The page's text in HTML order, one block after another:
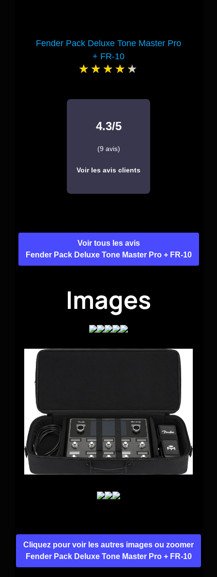
Fender Pack Deluxe Tone Master Pro
+ FR-10
4.3/5
(9 avis)
Voir les avis clients
Voir tous les avis
Fender Pack Deluxe Tone Master Pro + FR-10
Images
Cliquez pour voir les autres images ou zoomer
Fender Pack Deluxe Tone Master Pro + FR-10